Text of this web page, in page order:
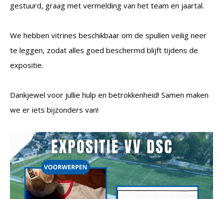
gestuurd, graag met vermelding van het team en jaartal.
We hebben vitrines beschikbaar om de spullen veilig neer
te leggen, zodat alles goed beschermd blijft tijdens de
expositie.
Dankjewel voor jullie hulp en betrokkenheid! Samen maken
we er iets bijzonders van!